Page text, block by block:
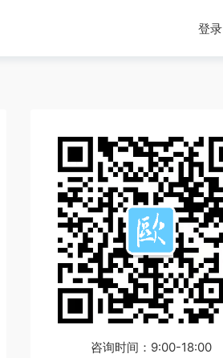
登录
咨询时间：9:00-18:00